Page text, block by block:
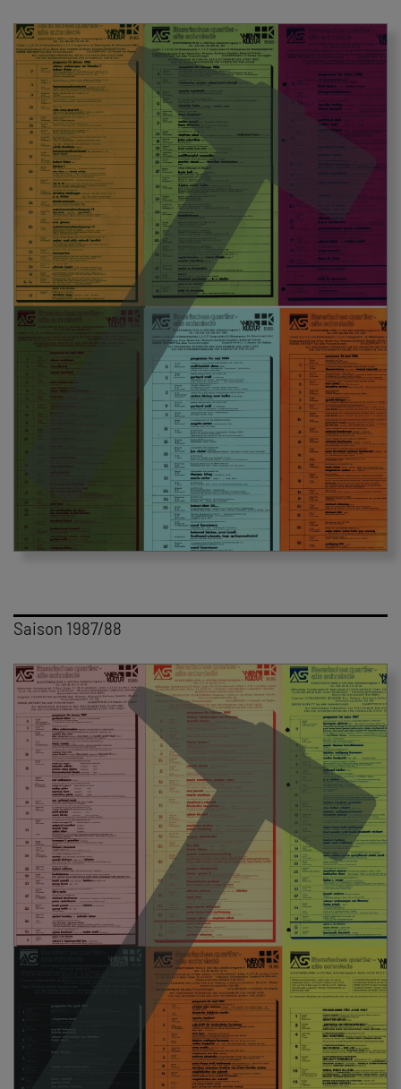
Saison 1987/88